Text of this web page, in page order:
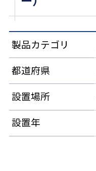
製品カテゴリ
都道府県
設置場所
設置年